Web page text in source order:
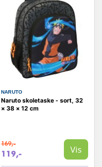
NARUTO
Naruto skoletaske - sort, 32
× 38 × 12 cm
169,-
119,- Vis